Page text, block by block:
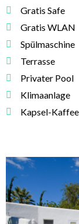
Gratis Safe
Gratis WLAN
Spülmaschine
Terrasse
Privater Pool
Klimaanlage
Kapsel-